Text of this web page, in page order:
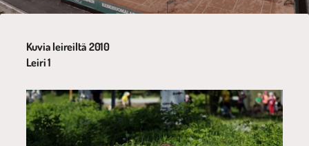
Kuvia leireiltä 2010
Leiri 1